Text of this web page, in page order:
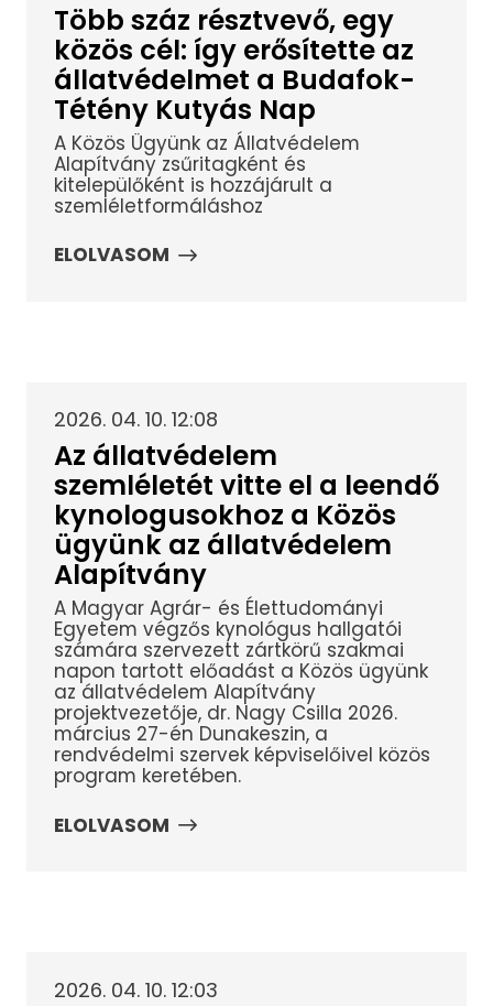
Több száz résztvevő, egy
közös cél: így erősítette az
állatvédelmet a Budafok-
Tétény Kutyás Nap
A Közös Ügyünk az Állatvédelem
Alapítvány zsűritagként és
kitelepülőként is hozzájárult a
szemléletformáláshoz
ELOLVASOM
2026. 04. 10. 12:08
Az állatvédelem
szemléletét vitte el a leendő
kynologusokhoz a Közös
ügyünk az állatvédelem
Alapítvány
A Magyar Agrár- és Élettudományi
Egyetem végzős kynológus hallgatói
számára szervezett zártkörű szakmai
napon tartott előadást a Közös ügyünk
az állatvédelem Alapítvány
projektvezetője, dr. Nagy Csilla 2026.
március 27-én Dunakeszin, a
rendvédelmi szervek képviselőivel közös
program keretében.
ELOLVASOM
2026. 04. 10. 12:03